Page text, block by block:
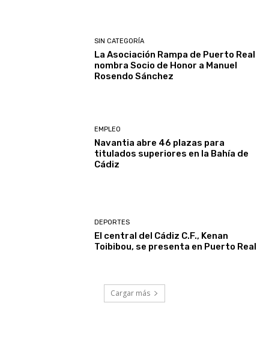
SIN CATEGORÍA
La Asociación Rampa de Puerto Real
nombra Socio de Honor a Manuel
Rosendo Sánchez
EMPLEO
Navantia abre 46 plazas para
titulados superiores en la Bahía de
Cádiz
DEPORTES
El central del Cádiz C.F., Kenan
Toibibou, se presenta en Puerto Real
Cargar más